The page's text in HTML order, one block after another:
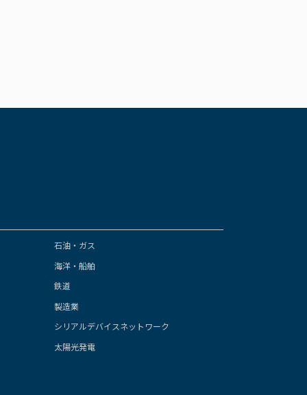
石油・ガス
海洋・船舶
鉄道
製造業
シリアルデバイスネットワーク
太陽光発電